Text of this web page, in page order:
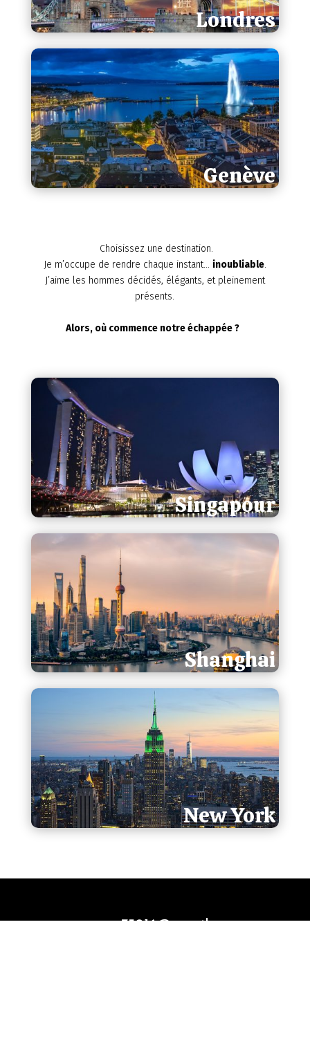
Londres
Genève
Choisissez une destination.
Je m’occupe de rendre chaque instant… inoubliable.
J’aime les hommes décidés, élégants, et pleinement
présents.
Alors, où commence notre échappée ?
Singapour
Shanghai
New York
evacruz75016@gmail.com